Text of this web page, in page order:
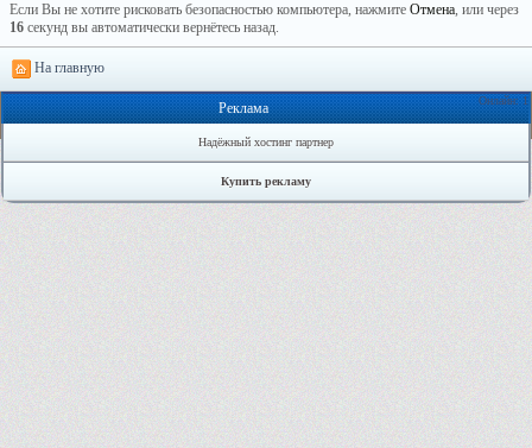
Если Вы не хотите рисковать безопасностью компьютера, нажмите Отмена, или через
16 секунд вы автоматически вернётесь назад.
На главную
Онлайн: 1
Реклама
Надёжный хостинг партнер
Купить рекламу